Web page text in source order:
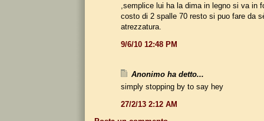
,semplice lui ha la dima in legno si va in
costo di 2 spalle 70 resto si puo fare da
atrezzatura.
9/6/10 12:48 PM
Anonimo ha detto...
simply stopping by to say hey
27/2/13 2:12 AM